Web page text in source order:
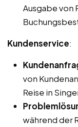
Ausgabe von
Kundenservice:
von
Reise in
während der